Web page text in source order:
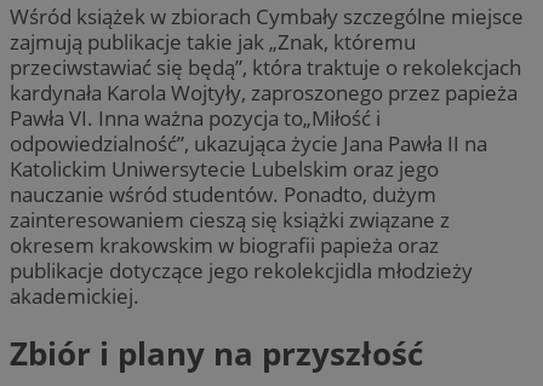
Wśród książek w zbiorach Cymbały szczególne miejsce
zajmują publikacje takie jak „Znak, któremu
przeciwstawiać się będą”, która traktuje o rekolekcjach
kardynała Karola Wojtyły, zaproszonego przez papieża
Pawła VI. Inna ważna pozycja to„Miłość i
odpowiedzialność”, ukazująca życie Jana Pawła II na
Katolickim Uniwersytecie Lubelskim oraz jego
nauczanie wśród studentów. Ponadto, dużym
zainteresowaniem cieszą się książki związane z
okresem krakowskim w biografii papieża oraz
publikacje dotyczące jego rekolekcjidla młodzieży
akademickiej.
Zbiór i plany na przyszłość